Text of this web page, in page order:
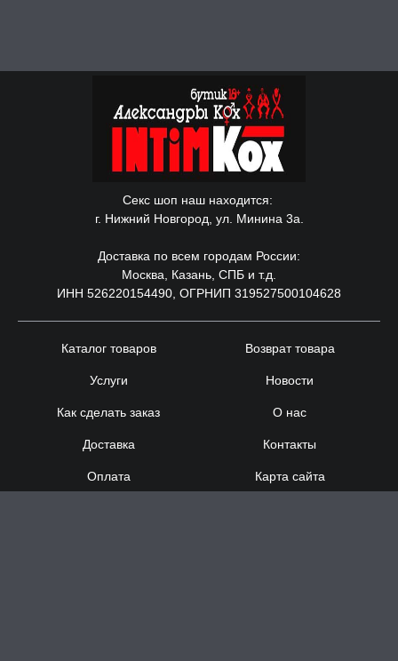
Секс шоп наш находится:
г. Нижний Новгород, ул. Минина 3а.
Доставка по всем городам России:
Москва, Казань, СПБ и т.д.
ИНН 526220154490, ОГРНИП 319527500104628
Каталог товаров
Услуги
Как сделать заказ
Доставка
Оплата
Возврат товара
Новости
О нас
Контакты
Карта сайта